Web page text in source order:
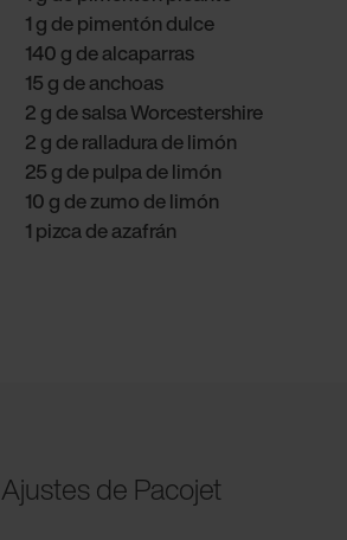
1 g de pimentón dulce
140 g de alcaparras
15 g de anchoas
2 g de salsa Worcestershire
2 g de ralladura de limón
25 g de pulpa de limón
10 g de zumo de limón
1 pizca de azafrán
Ajustes de Pacojet